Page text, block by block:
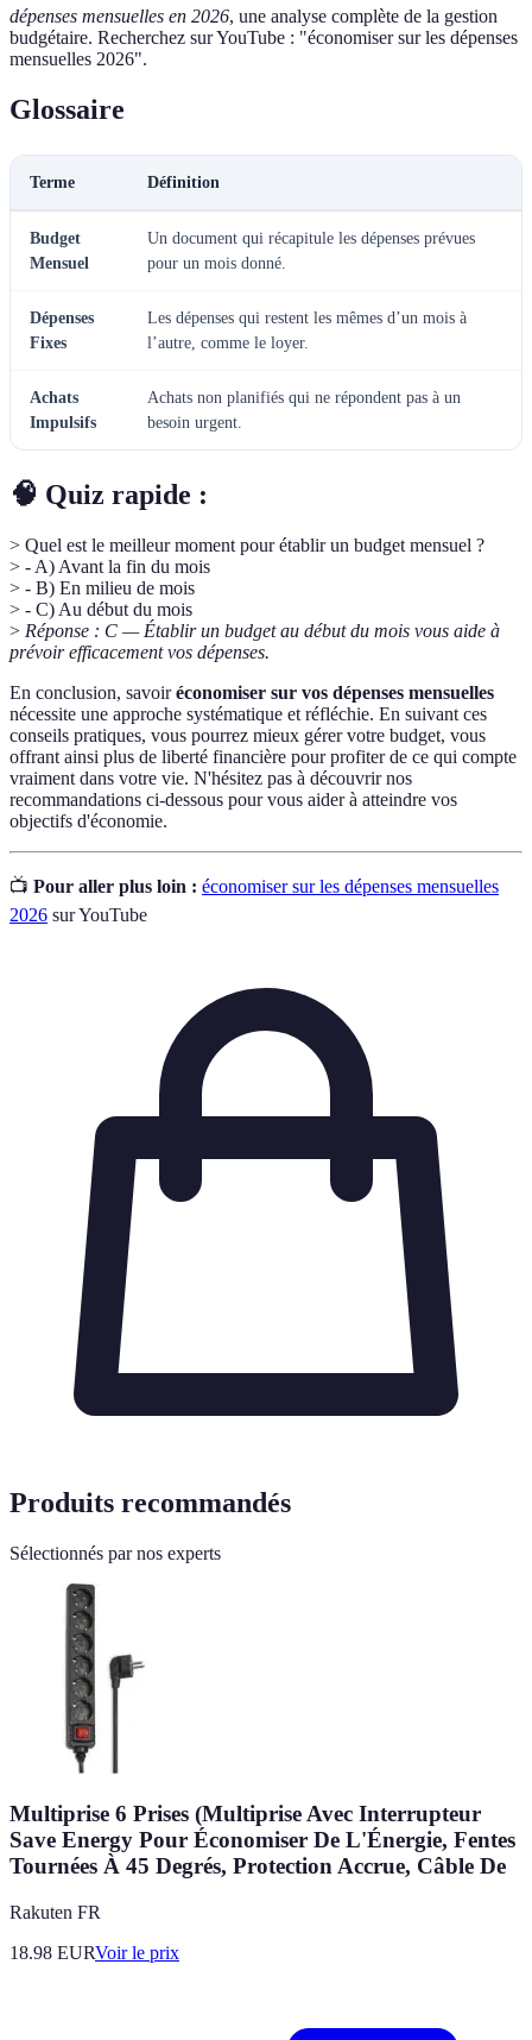
dépenses mensuelles en 2026, une analyse complète de la gestion
budgétaire. Recherchez sur YouTube : "économiser sur les dépenses
mensuelles 2026".
Glossaire
Terme Définition
Budget
Mensuel
Un document qui récapitule les dépenses prévues
pour un mois donné.
Dépenses
Fixes
Les dépenses qui restent les mêmes d’un mois à
l’autre, comme le loyer.
Achats
Impulsifs
Achats non planifiés qui ne répondent pas à un
besoin urgent.
🧠 Quiz rapide :
> Quel est le meilleur moment pour établir un budget mensuel ?
> - A) Avant la fin du mois
> - B) En milieu de mois
> - C) Au début du mois
> Réponse : C — Établir un budget au début du mois vous aide à
prévoir efficacement vos dépenses.
En conclusion, savoiréconomiser sur vos dépenses mensuelles
nécessite une approche systématique et réfléchie. En suivant ces
conseils pratiques, vous pourrez mieux gérer votre budget, vous
offrant ainsi plus de liberté financière pour profiter de ce qui compte
vraiment dans votre vie. N'hésitez pas à découvrir nos
recommandations ci-dessous pour vous aider à atteindre vos
objectifs d'économie.
📺 Pour aller plus loin : économiser sur les dépenses mensuelles
2026 sur YouTube
Produits recommandés
Sélectionnés par nos experts
Multiprise 6 Prises (Multiprise Avec Interrupteur
Save Energy Pour Économiser De L'Énergie, Fentes
Tournées À 45 Degrés, Protection Accrue, Câble De
Rakuten FR
18.98 EURVoir le prix